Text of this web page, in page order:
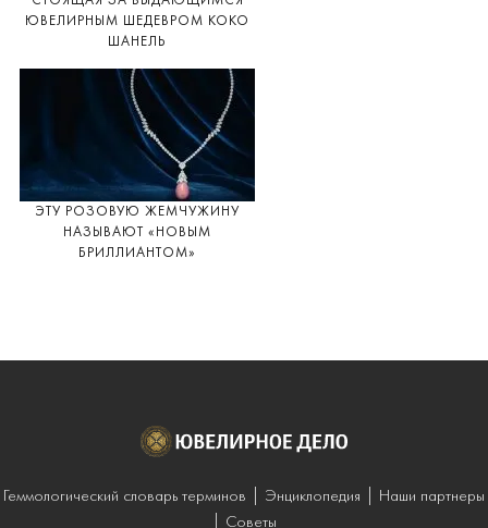
ЮВЕЛИРНЫМ ШЕДЕВРОМ КОКО
ШАНЕЛЬ
ЭТУ РОЗОВУЮ ЖЕМЧУЖИНУ
НАЗЫВАЮТ «НОВЫМ
БРИЛЛИАНТОМ»
Геммологический словарь терминов Энциклопедия
Наши партнеры
Советы